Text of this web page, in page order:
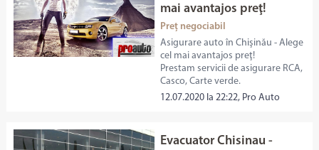
mai avantajos preţ!
Preț negociabil
Asigurare auto în Chişinău - Alege
cel mai avantajos preţ!
Prestam servicii de asigurare RCA,
Casco, Carte verde.
12.07.2020 la 22:22, Pro Auto
Evacuator Chisinau -